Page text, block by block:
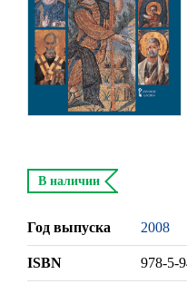
В наличии
Год выпуска 2008
ISBN 978-5-